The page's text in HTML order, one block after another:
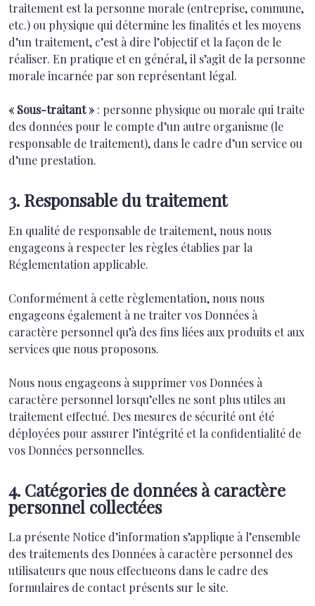
traitement est la personne morale (entreprise, commune,
etc.) ou physique qui détermine les finalités et les moyens
d’un traitement, c’est à dire l’objectif et la façon de le
réaliser. En pratique et en général, il s’agit de la personne
morale incarnée par son représentant légal.
« Sous-traitant » : personne physique ou morale qui traite
des données pour le compte d’un autre organisme (le
responsable de traitement), dans le cadre d’un service ou
d’une prestation.
3. Responsable du traitement
En qualité de responsable de traitement, nous nous
engageons à respecter les règles établies par la
Réglementation applicable.
Conformément à cette règlementation, nous nous
engageons également à ne traiter vos Données à
caractère personnel qu’à des fins liées aux produits et aux
services que nous proposons.
Nous nous engageons à supprimer vos Données à
caractère personnel lorsqu’elles ne sont plus utiles au
traitement effectué. Des mesures de sécurité ont été
déployées pour assurer l’intégrité et la confidentialité de
vos Données personnelles.
4. Catégories de données à caractère
personnel collectées
La présente Notice d’information s’applique à l’ensemble
des traitements des Données à caractère personnel des
utilisateurs que nous effectueons dans le cadre des
formulaires de contact présents sur le site.